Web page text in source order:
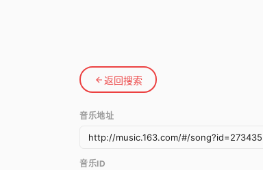
返回搜索
音乐地址
音乐ID